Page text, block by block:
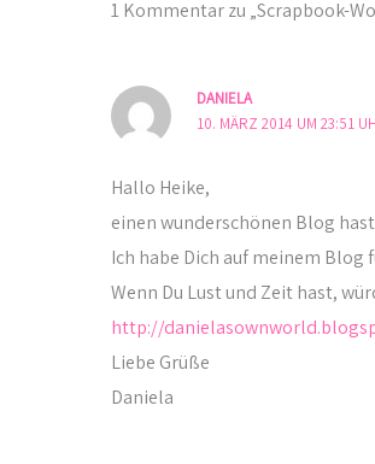
1 Kommentar zu „Scrapbook-
DANIELA
10. MÄRZ 2014 UM 23:51
Hallo Heike,
einen wunderschönen Blog
Ich habe Dich auf meinem
Wenn Du Lust und Zeit hast,
http://
Liebe Grüße
Daniela